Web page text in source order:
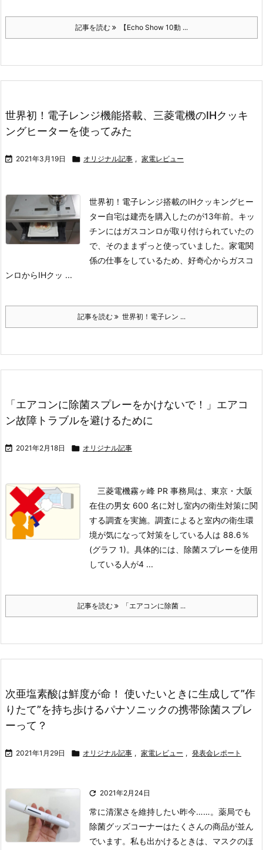
記事を読む 【Echo Show 10動 ...
世界初！電子レンジ機能搭載、三菱電機のIHクッキ
ングヒーターを使ってみた
 2021年3月19日  オリジナル記事 , 家電レビュー
世界初！電子レンジ搭載のIHクッキングヒー
ター自宅は建売を購入したのが13年前。キッ
チンにはガスコンロが取り付けられていたの
で、そのままずっと使っていました。 家電関
係の仕事をしているため、好奇心からガスコ
ンロからIHクッ ...
記事を読む 世界初！電子レン ...
「エアコンに除菌スプレーをかけないで！」エアコ
ン故障トラブルを避けるために
 2021年2月18日  オリジナル記事
三菱電機霧ヶ峰 PR 事務局は、東京・大阪
在住の男女 600 名に対し室内の衛生対策に関
する調査を実施。調査によると室内の衛生環
境が気になって対策をしている人は 88.6％
(グラフ 1)。具体的には、除菌スプレーを使用
している人が4 ...
記事を読む 「エアコンに除菌 ...
次亜塩素酸は鮮度が命！ 使いたいときに生成して”作
りたて”を持ち歩けるパナソニックの携帯除菌スプレ
ーって？
 2021年1月29日  オリジナル記事 , 家電レビュー , 発表会レポート
 2021年2月24日
常に清潔さを維持したい昨今……。薬局でも
除菌グッズコーナーはたくさんの商品が並ん
でいます。私も出かけるときは、マスクのほ